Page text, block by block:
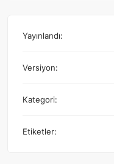
Yayınlandı:
Versiyon:
Kategori:
Etiketler: